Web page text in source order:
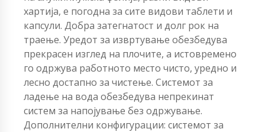
хартија, е погодна за сите видови таблети и
капсули. Добра затегнатост и долг рок на
траење. Уредот за извртување обезбедува
прекрасен изглед на плочите, а истовремено
го одржува работното место чисто, уредно и
лесно достапно за чистење. Системот за
ладење на вода обезбедува непрекинат
систем за напојување без одржување.
Дополнителни конфигурации: системот за